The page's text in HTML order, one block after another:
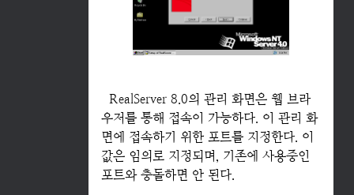
RealServer 8.0의 관리 화면은 웹 브라
우저를 통해 접속이 가능하다. 이 관리 화
면에 접속하기 위한 포트를 지정한다. 이
값은 임의로 지정되며, 기존에 사용중인
포트와 충돌하면 안 된다.